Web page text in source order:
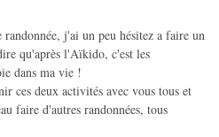
j'ai un peu hésitez a faire un
qu'après l'Aïkido, c'est les
dans ma vie !
ces deux activités avec vous tous et
faire d'autres randonnées, tous